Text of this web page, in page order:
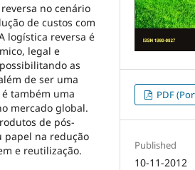
no cenário
de custos com
logística reversa é
legal e
as
de ser uma
também uma
mercado global.
de pós-
papel na redução
e reutilização.
PDF
Published
10-11-2012